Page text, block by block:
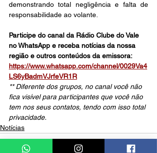
demonstrando total negligência e falta de
responsabilidade ao volante.
Participe do canal da Rádio Clube do Vale
no WhatsApp e receba notícias da nossa
região e outros conteúdos da emissora:
https://www.whatsapp.com/channel/0029Va4
LS6yBadmVJrfeVR1R
** Diferente dos grupos, no canal você não
fica visível para participantes que você não
tem nos seus contatos, tendo com isso total
privacidade.
Notícias